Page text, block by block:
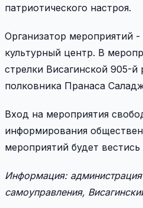
патриотического настроя.
Организатор мероприятий -
культурный центр. В
стрелки Висагинской 905-
полковника Пранаса
Вход на мероприятия
информирования
мероприятий будет
Информация: администрация
самоуправления,